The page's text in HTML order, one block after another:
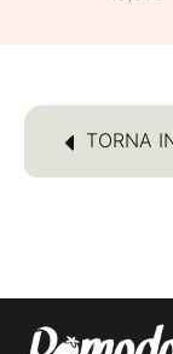
TORNA